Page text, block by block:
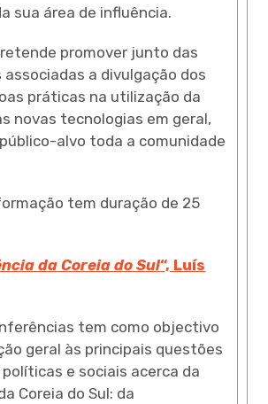
sua área de influência.
promover junto das
associadas a divulgação dos
práticas na utilização da
novas tecnologias em geral,
alvo toda a comunidade
tem duração de 25
da Coreia do Sul“, Luís
tem como objectivo
geral às principais questões
e sociais acerca da
Coreia do Sul: da